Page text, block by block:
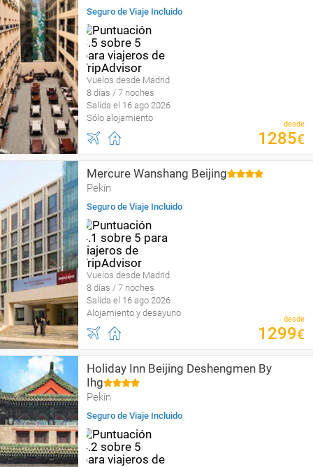
Seguro de Viaje Incluido
Vuelos desde Madrid
8 días / 7 noches
Salida el 16 ago 2026
Sólo alojamiento
desde
1285€
Mercure Wanshang Beijing
Pekín
Seguro de Viaje Incluido
Vuelos desde Madrid
8 días / 7 noches
Salida el 16 ago 2026
Alojamiento y desayuno
desde
1299€
Holiday Inn Beijing Deshengmen By
Ihg
Pekín
Seguro de Viaje Incluido